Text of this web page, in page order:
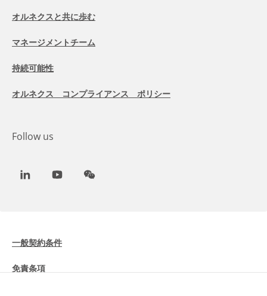
オルネクスと共に歩む
マネージメントチーム
持続可能性
オルネクス コンプライアンス ポリシー
Follow us
LinkedInYoutubeWeChat
一般契約条件
免責条項